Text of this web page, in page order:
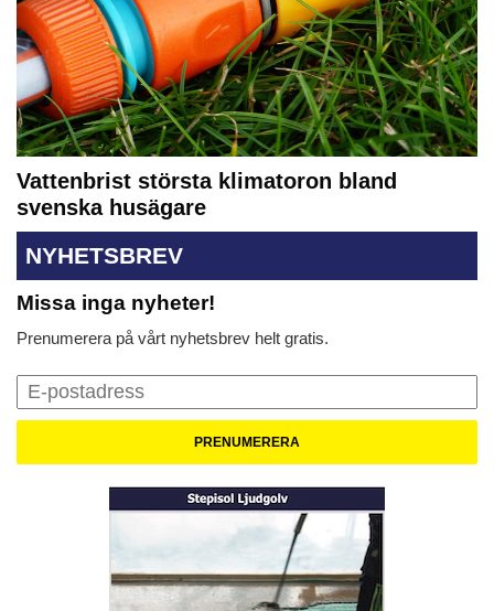
Vattenbrist största klimatoron bland
svenska husägare
NYHETSBREV
Missa inga nyheter!
Prenumerera på vårt nyhetsbrev helt gratis.